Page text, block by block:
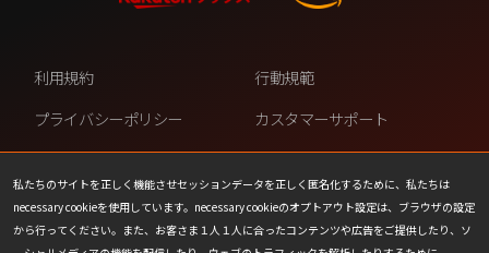
私たちのサイトを正しく機能させセッションデータを正しく匿名化するために、私たちは
necessary cookieを使用しています。necessary cookieのオプトアウト設定は、ブラウザの設定
から行ってください。また、お客さま１人１人に合ったコンテンツや広告をご提供したり、ソ
利用規約
行動規範
プライバシーポリシー
カスタマーサポート
ファンコンテンツ・ポリシー
個人情報の販売や共有を許可し
ない
COOKIE
プレスリリース